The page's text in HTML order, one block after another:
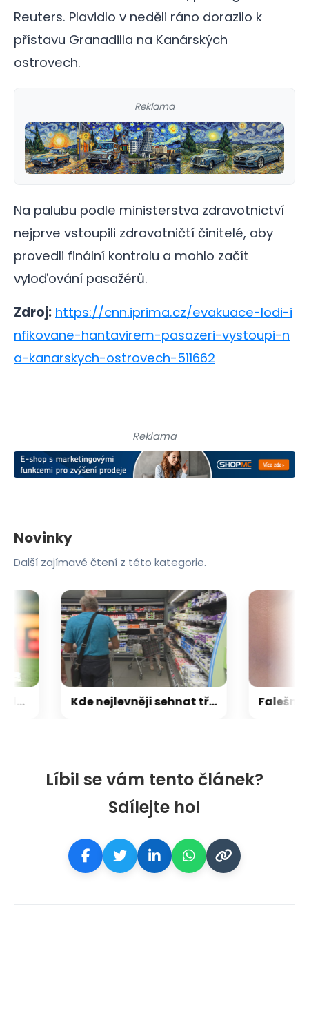
Reuters. Plavidlo v neděli ráno dorazilo k
přístavu Granadilla na Kanárských
ostrovech.
Reklama
Na palubu podle ministerstva zdravotnictví
nejprve vstoupili zdravotničtí činitelé, aby
provedli finální kontrolu a mohlo začít
vyloďování pasažérů.
Zdroj: https://cnn.iprima.cz/evakuace-lodi-i
nfikovane-hantavirem-pasazeri-vystoupi-n
a-kanarskych-ostrovech-511662
Líbil se vám tento článek?
Sdílejte ho!
Reklama
Novinky
Další zajímavé čtení z této kategorie.
Kde nejlevněji sehnat třeba máslo? Češi se vyznají, ministrovi se ale slevy nelíbí